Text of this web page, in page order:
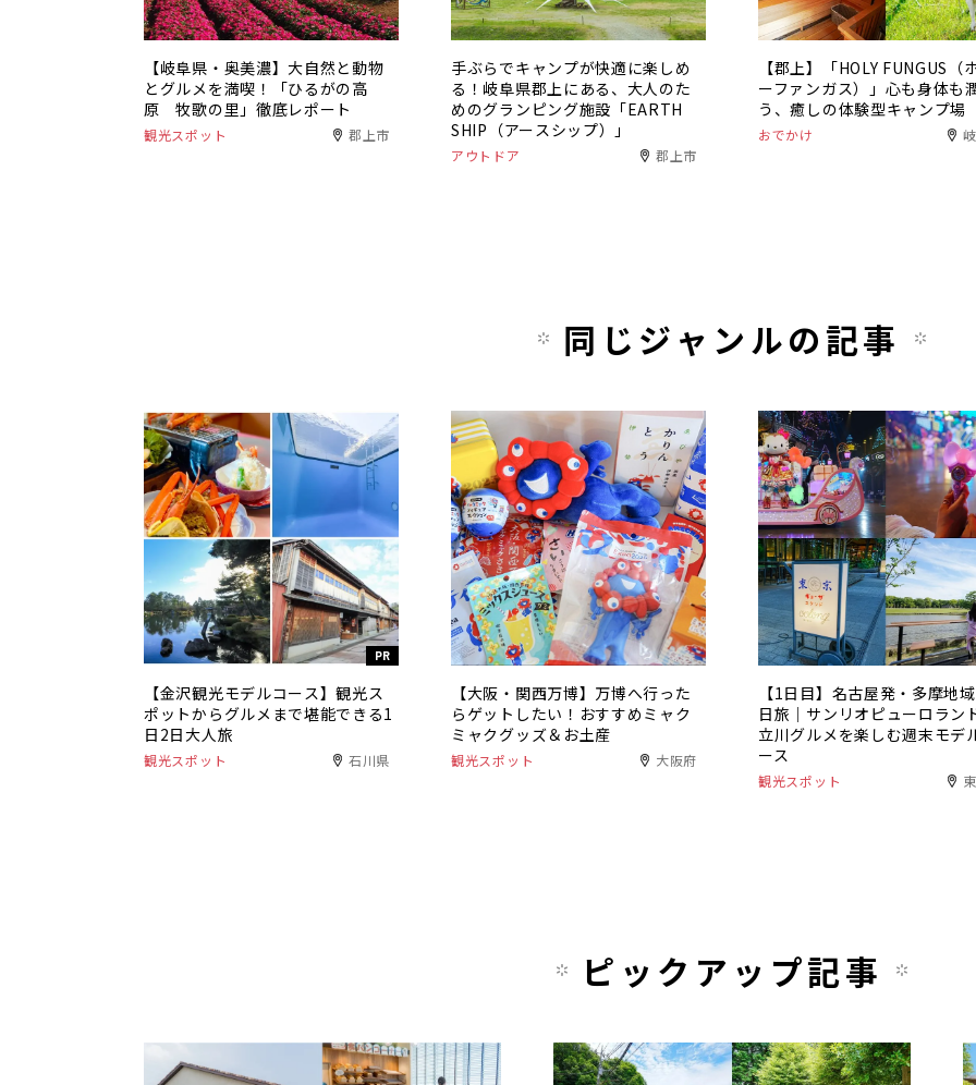
【岐阜県・奥美濃】大自然と動物
とグルメを満喫！「ひるがの高
原 牧歌の里」徹底レポート
観光スポット 郡上市
手ぶらでキャンプが快適に楽しめ
る！岐阜県郡上にある、大人のた
めのグランピング施設「EARTH
SHIP（アースシップ）」
アウトドア 郡上市
【郡上】「HOLY FUNGUS（
ーファンガス）」心も身体も
う、癒しの体験型キャンプ場
おでかけ
同じジャンルの記事
PR
【金沢観光モデルコース】観光ス
ポットからグルメまで堪能できる1
日2日大人旅
観光スポット 石川県
【大阪・関西万博】万博へ行った
らゲットしたい！おすすめミャク
ミャクグッズ＆お土産
観光スポット 大阪府
【1日目】名古屋発・多摩地
日旅｜サンリオピューロラン
立川グルメを楽しむ週末モデ
ース
観光スポット
ピックアップ記事